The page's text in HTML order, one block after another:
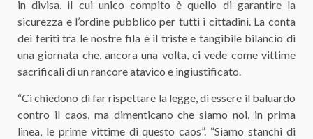
in divisa, il cui unico compito è quello di garantire la
sicurezza e l’ordine pubblico per tutti i cittadini. La conta
dei feriti tra le nostre fila è il triste e tangibile bilancio di
una giornata che, ancora una volta, ci vede come vittime
sacrificali di un rancore atavico e ingiustificato.
“Ci chiedono di far rispettare la legge, di essere il baluardo
contro il caos, ma dimenticano che siamo noi, in prima
linea, le prime vittime di questo caos”. “Siamo stanchi di